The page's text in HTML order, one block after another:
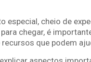
especial, cheio de
chegar, é
que podem